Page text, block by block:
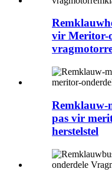
vir Meritor-
Remklauw-
pas vir
herstelstel